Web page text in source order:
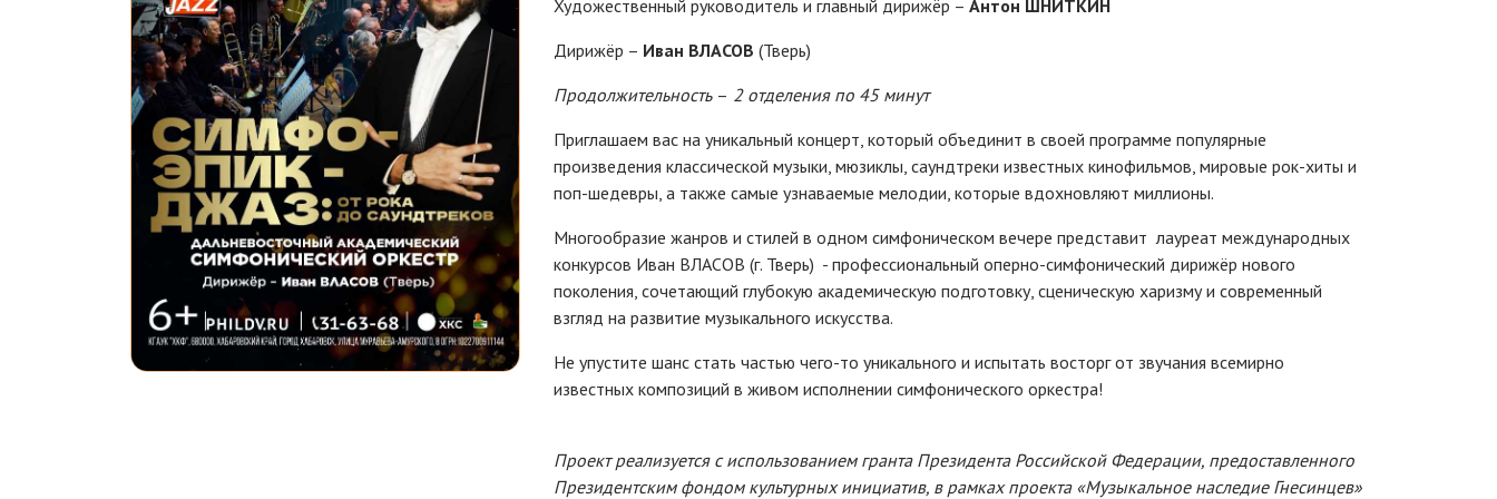
Художественный руководитель и главный дирижёр – Антон ШНИТКИН
Дирижёр – Иван ВЛАСОВ (Тверь)
Продолжительность – 2 отделения по 45 минут
Приглашаем вас на уникальный концерт, который объединит в своей программе популярные
произведения классической музыки, мюзиклы, саундтреки известных кинофильмов, мировые рок-хиты и
поп-шедевры, а также самые узнаваемые мелодии, которые вдохновляют миллионы.
Многообразие жанров и стилей в одном симфоническом вечере представит лауреат международных
конкурсов Иван ВЛАСОВ (г. Тверь) - профессиональный оперно-симфонический дирижёр нового
поколения, сочетающий глубокую академическую подготовку, сценическую харизму и современный
взгляд на развитие музыкального искусства.
Не упустите шанс стать частью чего-то уникального и испытать восторг от звучания всемирно
известных композиций в живом исполнении симфонического оркестра!
Проект реализуется с использованием гранта Президента Российской Федерации, предоставленного
Президентским фондом культурных инициатив, в рамках проекта «Музыкальное наследие Гнесинцев»